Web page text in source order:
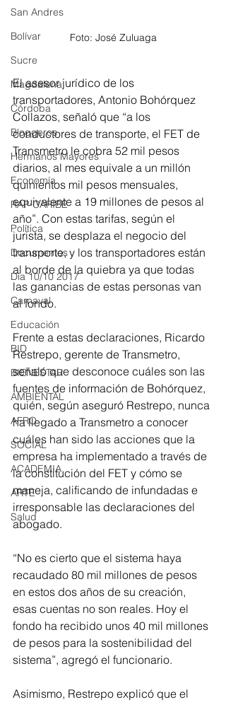
San Andres
Bolívar
Sucre
Magdalena
Córdoba
Bloggeros
Hermanos Mayores
Economía
RAP CARIBE
Política
Documentos
Día 10/10 2017
Carnaval
Educación
BID
BIENESTAR
AMBIENTAL
AFRO
SOCIAL
ACADEMIA
ARTE
Salud
Foto: José Zuluaga
El asesor jurídico de los
transportadores, Antonio Bohórquez
Collazos, señaló que “a los
conductores de transporte, el FET de
Transmetro le cobra 52 mil pesos
diarios, al mes equivale a un millón
quinientos mil pesos mensuales,
equivalente a 19 millones de pesos al
año”. Con estas tarifas, según el
jurista, se desplaza el negocio del
transporte, y los transportadores están
al borde de la quiebra ya que todas
las ganancias de estas personas van
al fondo.
Frente a estas declaraciones, Ricardo
Restrepo, gerente de Transmetro,
señaló que desconoce cuáles son las
fuentes de información de Bohórquez,
quién, según aseguró Restrepo, nunca
ha llegado a Transmetro a conocer
cuáles han sido las acciones que la
empresa ha implementado a través de
la constitución del FET y cómo se
maneja, calificando de infundadas e
irresponsable las declaraciones del
abogado.
“No es cierto que el sistema haya
recaudado 80 mil millones de pesos
en estos dos años de su creación,
esas cuentas no son reales. Hoy el
fondo ha recibido unos 40 mil millones
de pesos para la sostenibilidad del
sistema”, agregó el funcionario.
Asimismo, Restrepo explicó que el